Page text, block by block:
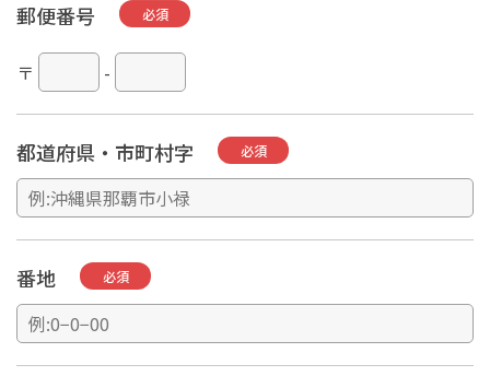
郵便番号 必須
〒 -
都道府県・市町村字 必須
番地 必須